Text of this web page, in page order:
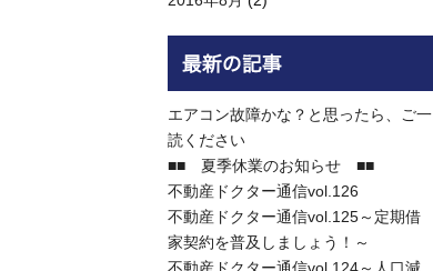
エアコン故障かな？と思ったら、ご一
読ください
■■ 夏季休業のお知らせ ■■
不動産ドクター通信vol.126
不動産ドクター通信vol.125～定期借
家契約を普及しましょう！～